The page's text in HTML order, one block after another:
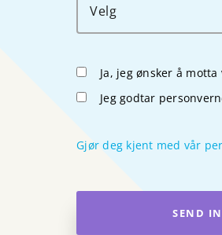
Velg
Ja, jeg ønsker å
Jeg godtar
Gjør deg kjent med vår
SEND